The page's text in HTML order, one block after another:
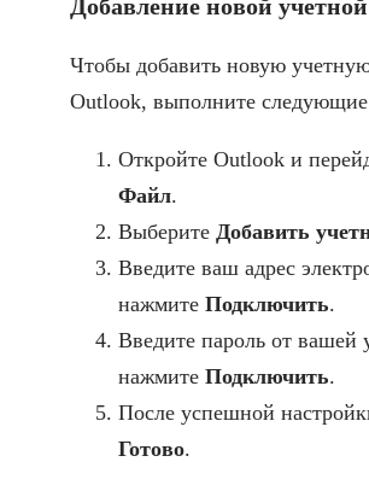
Добавление новой
Чтобы добавить новую
Outlook, выполните
Откройте Outlook и
Файл.
Выберите Добавить
Введите ваш адрес
нажмите Подключить.
Введите пароль от вашей
нажмите Подключить.
После успешной
Готово.